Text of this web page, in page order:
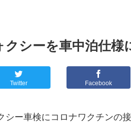
クシーを車中泊仕様
Twitter Facebook
シー車検にコロナワクチンの